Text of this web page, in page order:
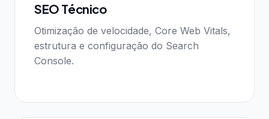
SEO Técnico
Otimização de velocidade, Core Web Vitals,
estrutura e configuração do Search
Console.